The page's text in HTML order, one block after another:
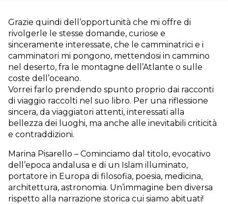
Grazie quindi dell’opportunità che mi offre di
rivolgerle le stesse domande, curiose e
sinceramente interessate, che le camminatrici e i
camminatori mi pongono, mettendosi in cammino
nel deserto, fra le montagne dell’Atlante o sulle
coste dell’oceano.
Vorrei farlo prendendo spunto proprio dai racconti
di viaggio raccolti nel suo libro. Per una riflessione
sincera, da viaggiatori attenti, interessati alla
bellezza dei luoghi, ma anche alle inevitabili criticità
e contraddizioni.
Marina Pisarello – Cominciamo dal titolo, evocativo
dell’epoca andalusa e di un Islam illuminato,
portatore in Europa di filosofia, poesia, medicina,
architettura, astronomia. Un’immagine ben diversa
rispetto alla narrazione storica cui siamo abituati!